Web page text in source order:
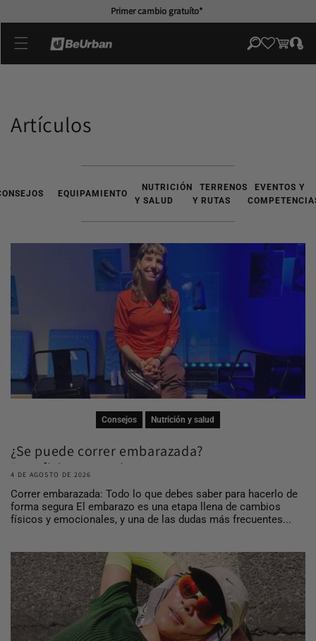
contenido
Primer cambio gratuíto*
Carrito
Iniciar
sesión
Artículos
EQUIPAMIENTO
NUTRICIÓN
Y SALUD
TERRENOS
Y RUTAS
EVENTOS Y
Consejos Nutrición y salud
¿Se puede correr embarazada?
Beneficios, consej...
4 DE AGOSTO DE 2026
Correr embarazada: Todo lo que debes saber para hacerlo de
forma segura El embarazo es una etapa llena de cambios
físicos y emocionales, y una de las dudas más frecuentes...